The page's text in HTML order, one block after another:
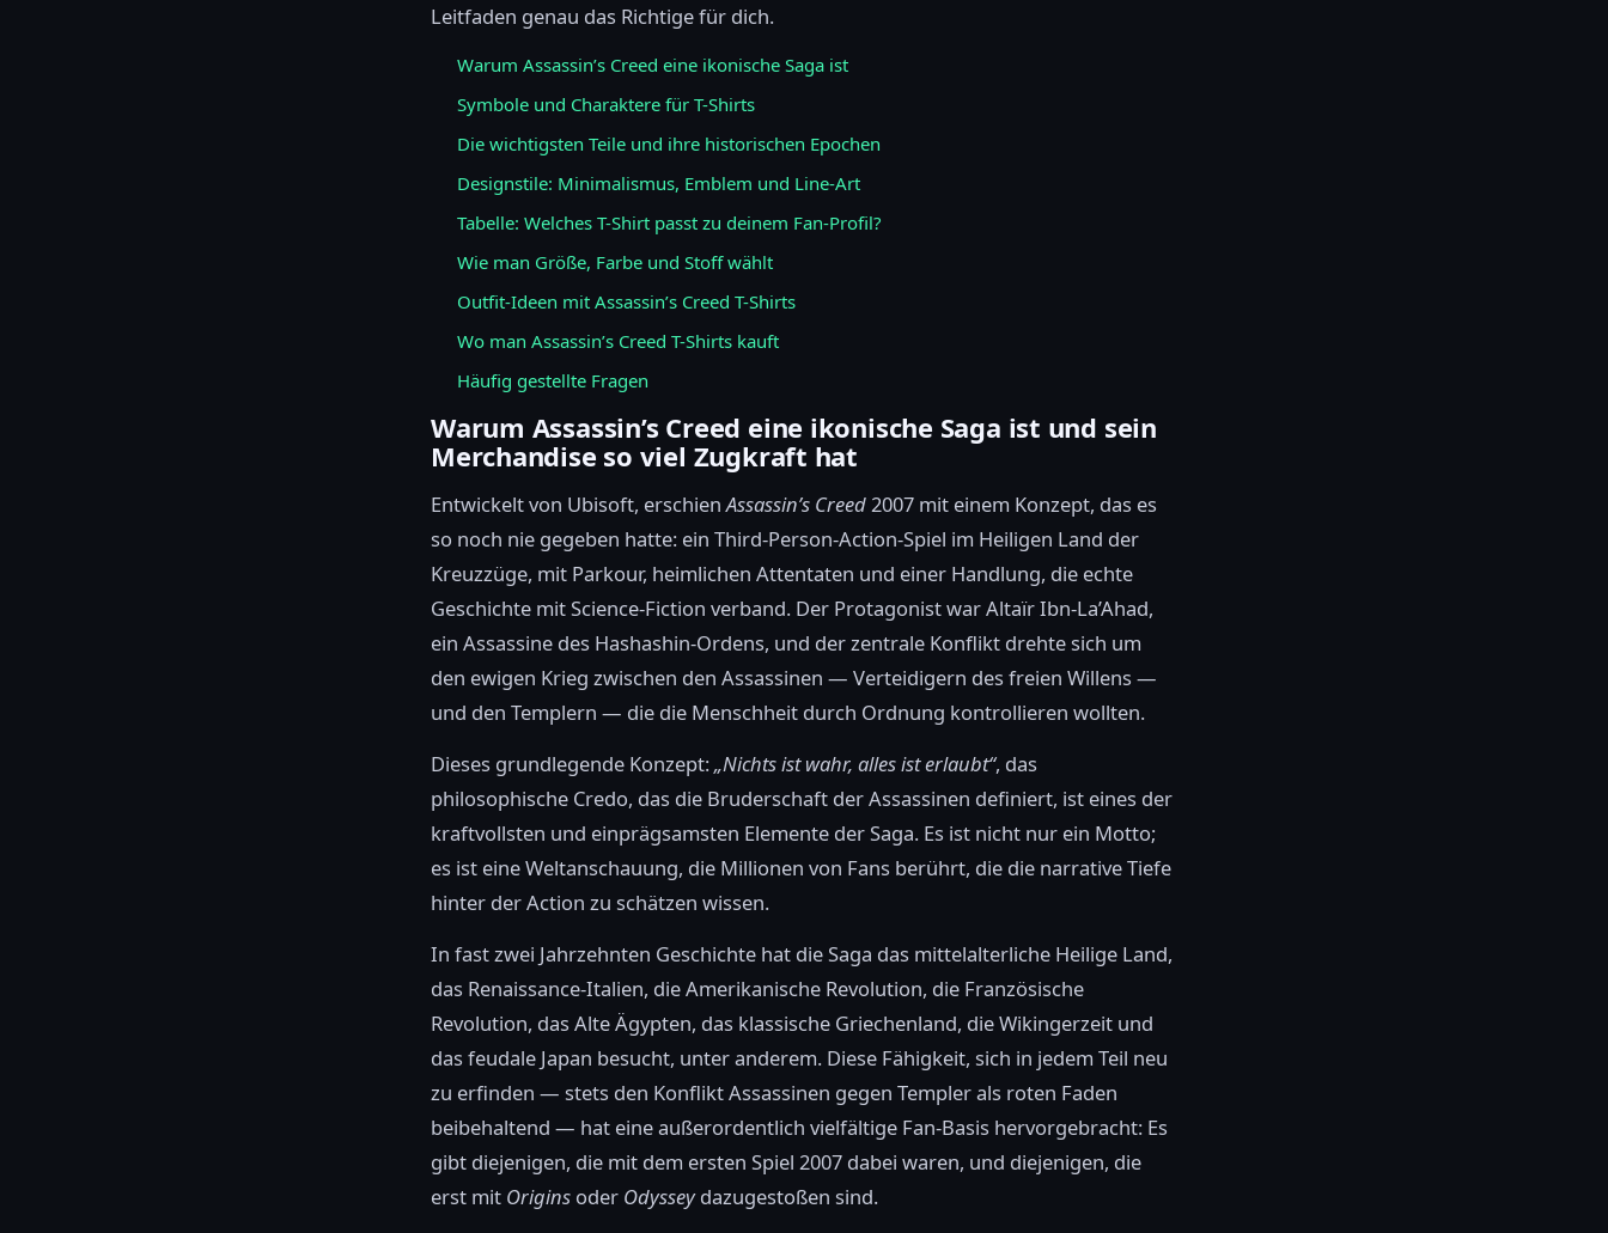
Leitfaden genau das Richtige für dich.
Warum Assassin’s Creed eine ikonische Saga ist
Symbole und Charaktere für T-Shirts
Die wichtigsten Teile und ihre historischen Epochen
Designstile: Minimalismus, Emblem und Line-Art
Tabelle: Welches T-Shirt passt zu deinem Fan-Profil?
Wie man Größe, Farbe und Stoff wählt
Outfit-Ideen mit Assassin’s Creed T-Shirts
Wo man Assassin’s Creed T-Shirts kauft
Häufig gestellte Fragen
Warum Assassin’s Creed eine ikonische Saga ist und sein
Merchandise so viel Zugkraft hat
Entwickelt von Ubisoft, erschienAssassin’s Creed2007 mit einem Konzept, das es
so noch nie gegeben hatte: ein Third-Person-Action-Spiel im Heiligen Land der
Kreuzzüge, mit Parkour, heimlichen Attentaten und einer Handlung, die echte
Geschichte mit Science-Fiction verband. Der Protagonist war Altaïr Ibn-La’Ahad,
ein Assassine des Hashashin-Ordens, und der zentrale Konflikt drehte sich um
den ewigen Krieg zwischen den Assassinen — Verteidigern des freien Willens —
und den Templern — die die Menschheit durch Ordnung kontrollieren wollten.
Dieses grundlegende Konzept:„Nichts ist wahr, alles ist erlaubt“, das
philosophische Credo, das die Bruderschaft der Assassinen definiert, ist eines der
kraftvollsten und einprägsamsten Elemente der Saga. Es ist nicht nur ein Motto;
es ist eine Weltanschauung, die Millionen von Fans berührt, die die narrative Tiefe
hinter der Action zu schätzen wissen.
In fast zwei Jahrzehnten Geschichte hat die Saga das mittelalterliche Heilige Land,
das Renaissance-Italien, die Amerikanische Revolution, die Französische
Revolution, das Alte Ägypten, das klassische Griechenland, die Wikingerzeit und
das feudale Japan besucht, unter anderem. Diese Fähigkeit, sich in jedem Teil neu
zu erfinden — stets den Konflikt Assassinen gegen Templer als roten Faden
beibehaltend — hat eine außerordentlich vielfältige Fan-Basis hervorgebracht: Es
gibt diejenigen, die mit dem ersten Spiel 2007 dabei waren, und diejenigen, die
erst mit Origins oder Odysseydazugestoßen sind.